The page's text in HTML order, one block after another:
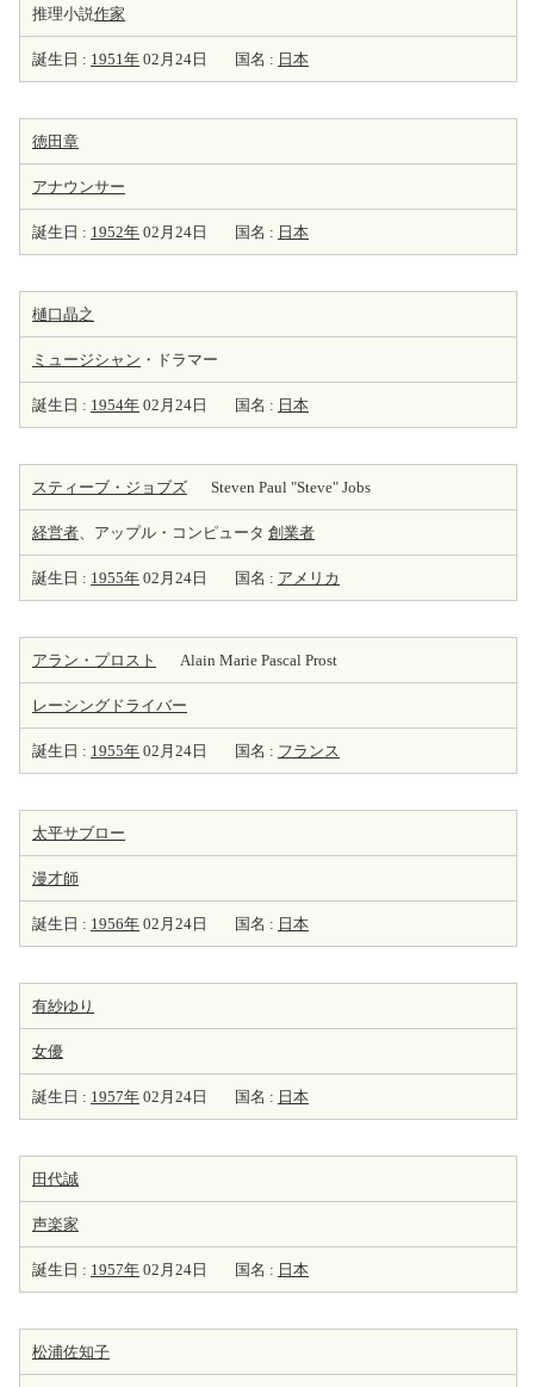
推理小説作家
誕生日 : 1951年 02月24日 国名 : 日本
徳田章
アナウンサー
誕生日 : 1952年 02月24日 国名 : 日本
樋口晶之
ミュージシャン ・ドラマー
誕生日 : 1954年 02月24日 国名 : 日本
スティーブ・ジョブズ Steven Paul "Steve" Jobs
経営者、アップル・コンピュータ 創業者
誕生日 : 1955年 02月24日 国名 : アメリカ
アラン・プロスト Alain Marie Pascal Prost
レーシングドライバー
誕生日 : 1955年 02月24日 国名 : フランス
太平サブロー
漫才師
誕生日 : 1956年 02月24日 国名 : 日本
有紗ゆり
女優
誕生日 : 1957年 02月24日 国名 : 日本
田代誠
声楽家
誕生日 : 1957年 02月24日 国名 : 日本
松浦佐知子